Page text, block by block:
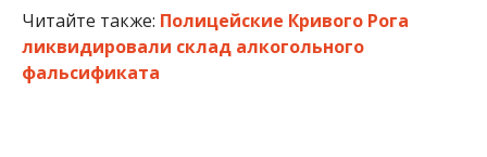
Читайте также: Полицейские Кривого Рога
ликвидировали склад алкогольного
фальсификата